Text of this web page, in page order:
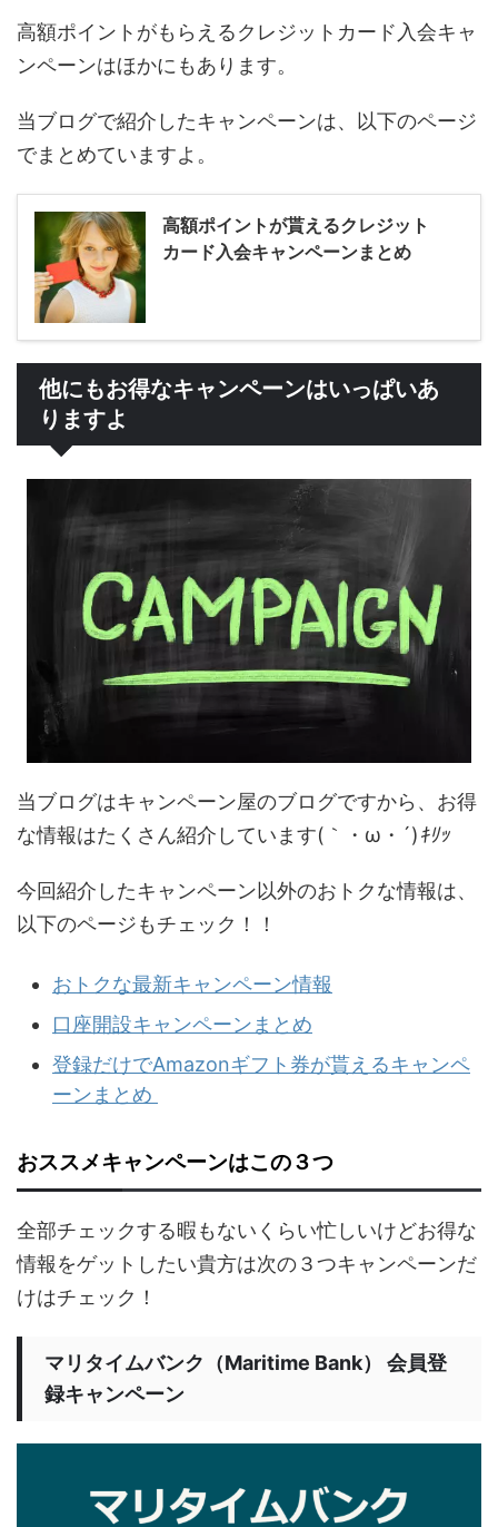
高額ポイントがもらえるクレジットカード入会キャ
ンペーンはほかにもあります。
当ブログで紹介したキャンペーンは、以下のページ
でまとめていますよ。
高額ポイントが貰えるクレジット
カード入会キャンペーンまとめ
他にもお得なキャンペーンはいっぱいあ
りますよ
当ブログはキャンペーン屋のブログですから、お得
な情報はたくさん紹介しています(｀・ω・´)ｷﾘｯ
今回紹介したキャンペーン以外のおトクな情報は、
以下のページもチェック！！
おトクな最新キャンペーン情報
口座開設キャンペーンまとめ
登録だけでAmazonギフト券が貰えるキャンペ
ーンまとめ
おススメキャンペーンはこの３つ
全部チェックする暇もないくらい忙しいけどお得な
情報をゲットしたい貴方は次の３つキャンペーンだ
けはチェック！
マリタイムバンク（Maritime Bank） 会員登
録キャンペーン